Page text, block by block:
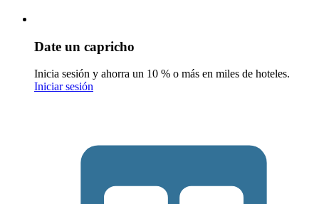
Date un capricho
Inicia sesión y ahorra un 10 % o más en miles de hoteles.
Iniciar sesión